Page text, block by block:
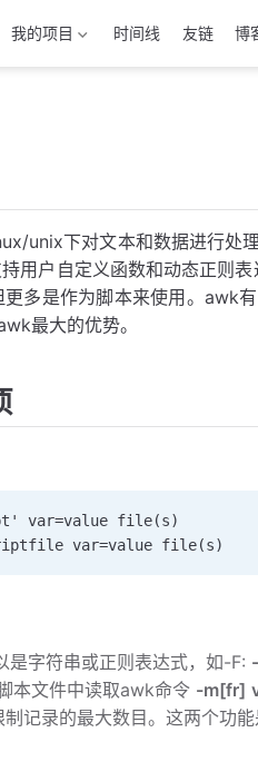
我的项目 时间线 友链 博
unix下对文本和数据进行处
用户自定义函数和动态正则
多是作为脚本来使用。awk
最大的优势。
var=value file(s)
var=value file(s)
字符串或正则表达式，如-F:
本文件中读取awk命令 -m[fr]
记录的最大数目。这两个功